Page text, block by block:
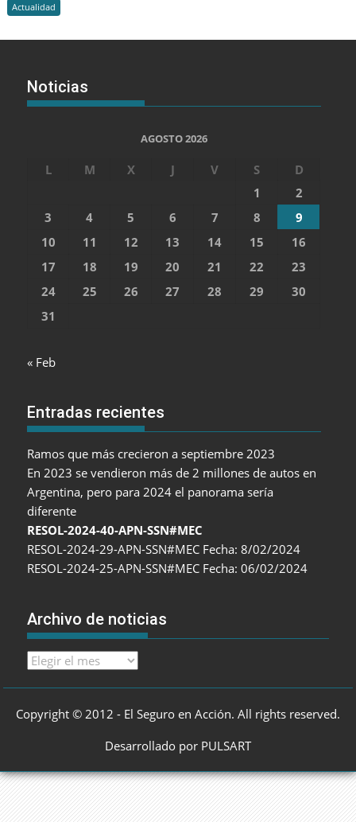
Actualidad
Noticias
AGOSTO 2026
L M X J V S
D
1
2
3
4 5 6 7 8
9
10
11 12 13 14 15
16
17
18 19 20 21 22
23
24
25 26 27 28 29
30
31
« Feb
Entradas recientes
Ramos que más crecieron a septiembre 2023
En 2023 se vendieron más de 2 millones de autos en
Argentina, pero para 2024 el panorama sería
diferente
RESOL-2024-40-APN-SSN#MEC
RESOL-2024-29-APN-SSN#MEC Fecha: 8/02/2024
RESOL-2024-25-APN-SSN#MEC Fecha: 06/02/2024
Archivo de noticias
Archivo
Copyright © 2012 - El Seguro en Acción. All rights reserved.
Desarrollado por PULSART